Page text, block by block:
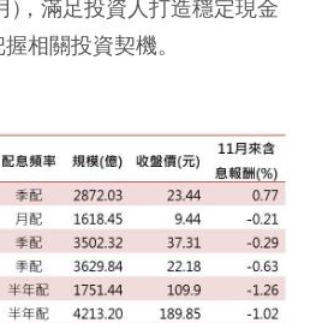
，滿足投資人打造穩定現金
相關投資契機。